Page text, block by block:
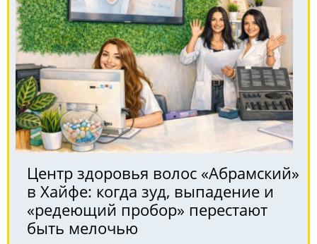
Центр здоровья волос «Абрaмский»
в Хайфе: когда зуд, выпадение и
«редеющий пробор» перестают
быть мелочью